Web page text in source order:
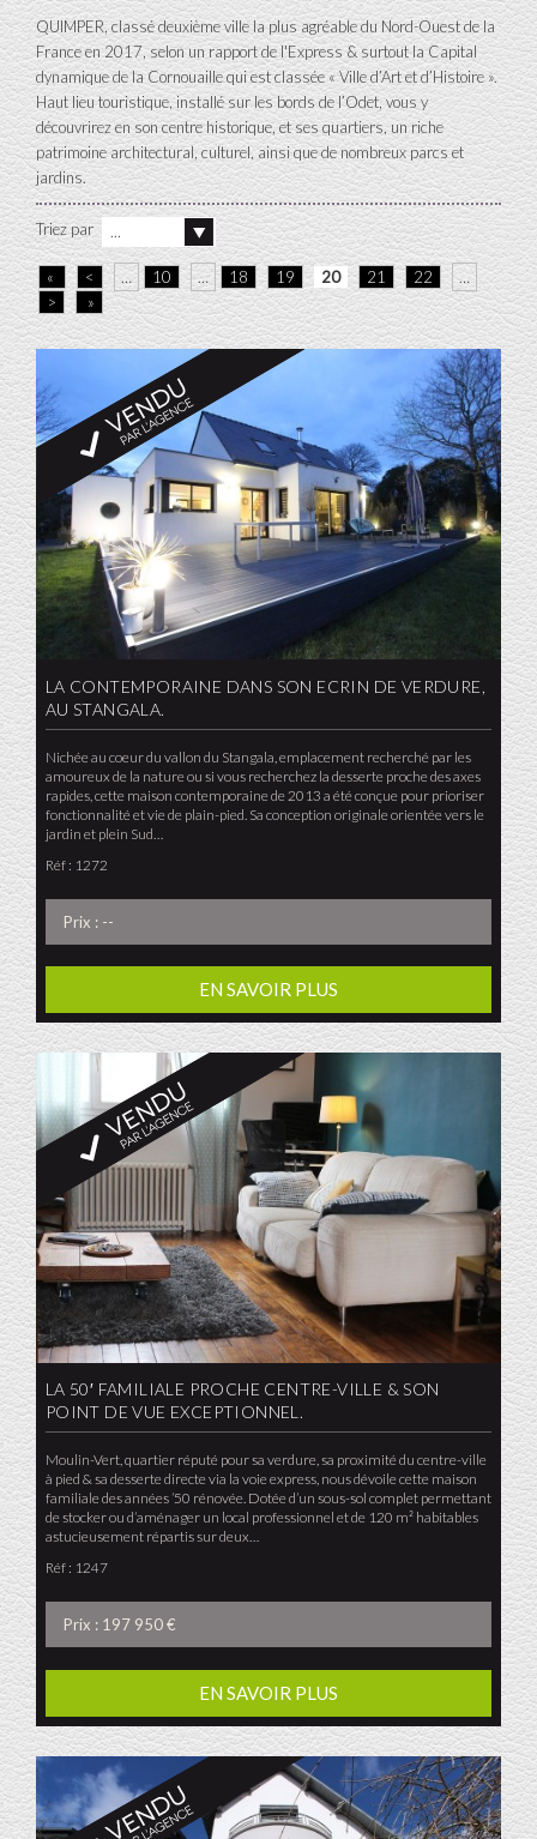
QUIMPER, classé deuxième ville la plus agréable du Nord-Ouest de la
France en 2017, selon un rapport de l'Express & surtout la Capital
dynamique de la Cornouaille qui est classée « Ville d’Art et d’Histoire ».
Haut lieu touristique, installé sur les bords de l’Odet, vous y
découvrirez en son centre historique, et ses quartiers, un riche
patrimoine architectural, culturel, ainsi que de nombreux parcs et
jardins.
Triez par ...
« < … 10 … 18 19 20 21 22
…
>
»
LA CONTEMPORAINE DANS SON ECRIN DE VERDURE,
AU STANGALA.
Nichée au coeur du vallon du Stangala, emplacement recherché par les
amoureux de la nature ou si vous recherchez la desserte proche des axes
rapides, cette maison contemporaine de 2013 a été conçue pour prioriser
fonctionnalité et vie de plain-pied. Sa conception originale orientée vers le
jardin et plein Sud…
Réf : 1272
Prix : --
EN SAVOIR PLUS
LA 50′ FAMILIALE PROCHE CENTRE-VILLE & SON
POINT DE VUE EXCEPTIONNEL.
Moulin-Vert, quartier réputé pour sa verdure, sa proximité du centre-ville
à pied & sa desserte directe via la voie express, nous dévoile cette maison
familiale des années ’50 rénovée. Dotée d’un sous-sol complet permettant
de stocker ou d’aménager un local professionnel et de 120 m² habitables
astucieusement répartis sur deux…
Réf : 1247
Prix : 197 950 €
EN SAVOIR PLUS